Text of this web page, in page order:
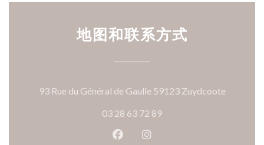
地图和联系方式
93 Rue du Général de Gaulle 59123 Zuydcoote((在新窗
03 28 63 72 89